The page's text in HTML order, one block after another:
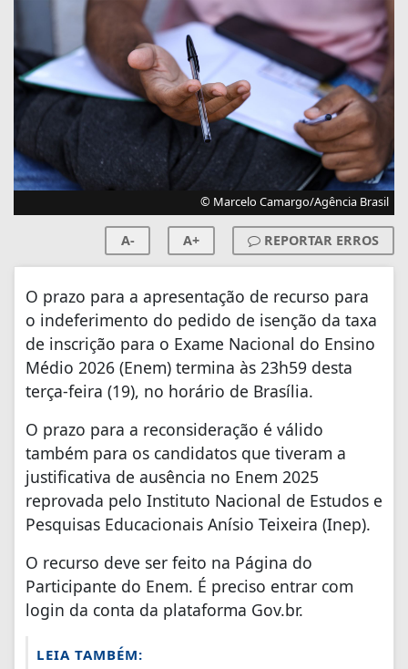
© Marcelo Camargo/Agência Brasil
A- A+ REPORTAR ERROS
O prazo para a apresentação de recurso para
o indeferimento do pedido de isenção da taxa
de inscrição para o Exame Nacional do Ensino
Médio 2026 (Enem) termina às 23h59 desta
terça-feira (19), no horário de Brasília.
O prazo para a reconsideração é válido
também para os candidatos que tiveram a
justificativa de ausência no Enem 2025
reprovada pelo Instituto Nacional de Estudos e
Pesquisas Educacionais Anísio Teixeira (Inep).
O recurso deve ser feito na Página do
Participante do Enem. É preciso entrar com
login da conta da plataforma Gov.br.
LEIA TAMBÉM: